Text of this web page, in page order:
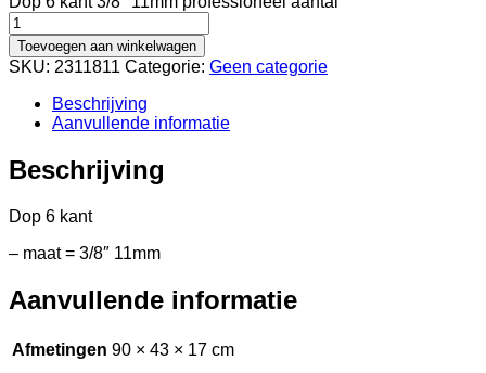
Toevoegen aan winkelwagen
SKU: 2311811 Categorie: Geen categorie
Beschrijving
Aanvullende informatie
Beschrijving
Dop 6 kant
– maat = 3/8″ 11mm
Aanvullende informatie
Afmetingen 90 × 43 × 17 cm